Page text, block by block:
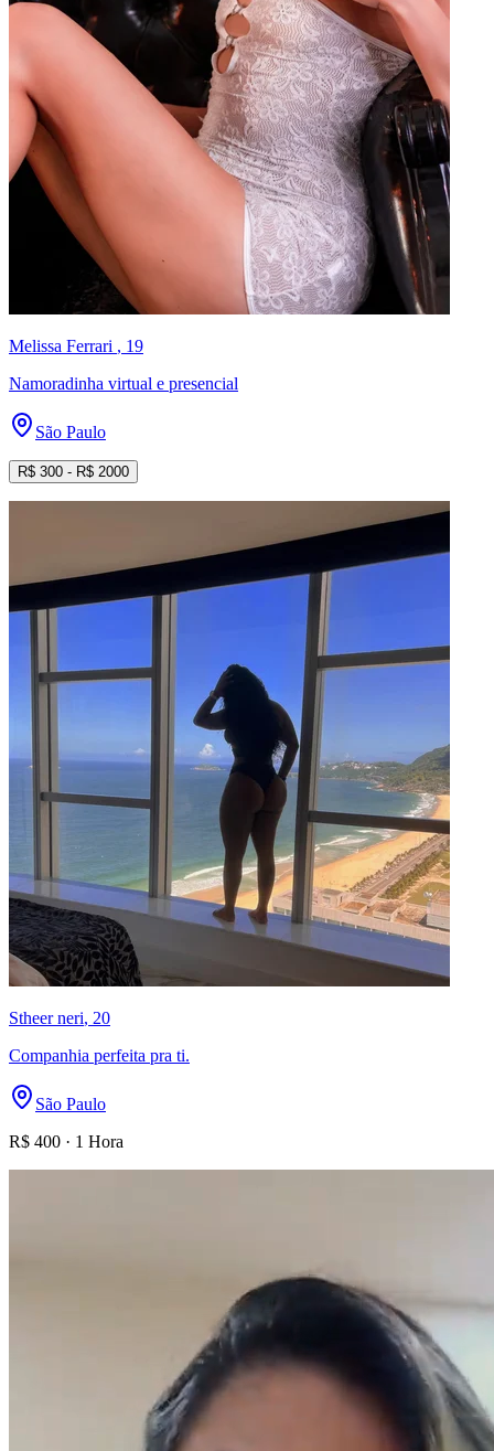
Melissa Ferrari , 19
Namoradinha virtual e presencial
São Paulo
R$ 300 - R$ 2000
Stheer neri, 20
Companhia perfeita pra ti.
São Paulo
R$ 400 · 1 Hora